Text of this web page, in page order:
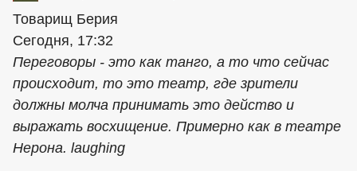
Товарищ Берия
Сегодня, 17:32
Переговоры - это как танго, а то что сейчас
происходит, то это театр, где зрители
должны молча принимать это действо и
выражать восхищение. Примерно как в театре
Нерона. laughing